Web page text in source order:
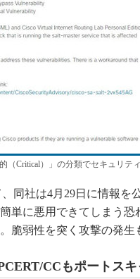
（Critical）」の分類でセキュリテ
同社は4月29日に情報を
単に悪用できてしまう
脆弱性を突く攻撃の発生
CCもポートスキ